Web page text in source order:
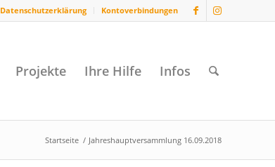
Datenschutzerklärung Kontoverbindungen
Projekte Ihre Hilfe Infos
Startseite / Jahreshauptversammlung 16.09.2018